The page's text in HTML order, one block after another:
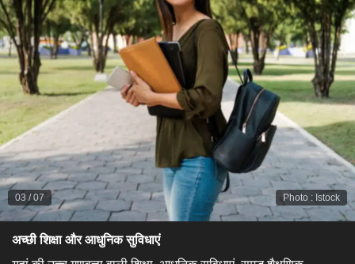
Photo : Istock
03 /07
अच्छी शिक्षा और आधुनिक सुविधाएं